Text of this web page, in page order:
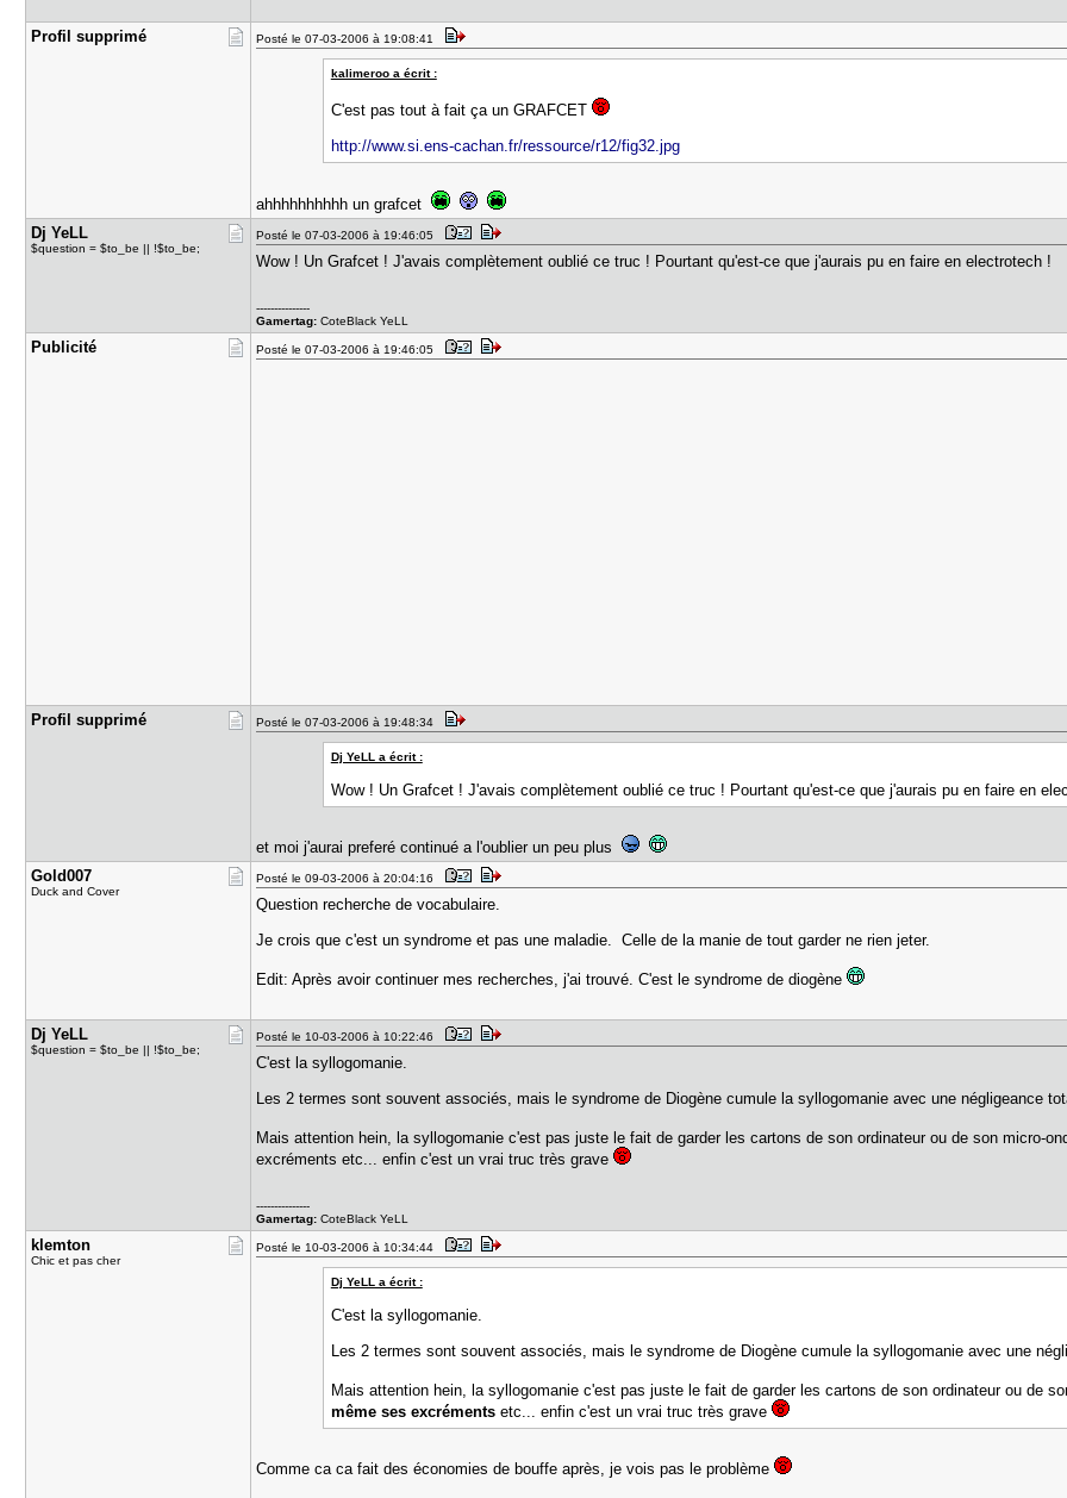
Profil sup​primé Posté le 07-03-2006 à 19:08:41
kalimeroo a écrit :
C'est pas tout à fait ça un GRAFCET
http://www.si.ens-cachan.fr/ressource/r12/fig32.jpg
ahhhhhhhhhh un grafcet
Dj YeLL
$question = $to_be || !$to_be;
Posté le 07-03-2006 à 19:46:05
Wow ! Un Grafcet ! J'avais complètement oublié ce truc ! Pourtant qu'est-ce que j'aurais pu en faire en electrotech !
---------------
Gamertag: CoteBlack YeLL
Publicité Posté le 07-03-2006 à 19:46:05
Profil sup​primé Posté le 07-03-2006 à 19:48:34
Dj YeLL a écrit :
Wow ! Un Grafcet ! J'avais complètement oublié ce truc ! Pourtant qu'est-ce que j'aurais pu en faire en
et moi j'aurai preferé continué a l'oublier un peu plus
Gold007
Duck and Cover
Posté le 09-03-2006 à 20:04:16
Question recherche de vocabulaire.
Je crois que c'est un syndrome et pas une maladie. Celle de la manie de tout garder ne rien jeter.
Edit: Après avoir continuer mes recherches, j'ai trouvé. C'est le syndrome de diogène
Dj YeLL
$question = $to_be || !$to_be;
Posté le 10-03-2006 à 10:22:46
C'est la syllogomanie.
Les 2 termes sont souvent associés, mais le syndrome de Diogène cumule la syllogomanie avec une négligeance
Mais attention hein, la syllogomanie c'est pas juste le fait de garder les cartons de son ordinateur ou de son micro-
excréments etc... enfin c'est un vrai truc très grave
---------------
Gamertag: CoteBlack YeLL
klemton
Chic et pas cher
Posté le 10-03-2006 à 10:34:44
Dj YeLL a écrit :
C'est la syllogomanie.
Les 2 termes sont souvent associés, mais le syndrome de Diogène cumule la syllogomanie avec une
Mais attention hein, la syllogomanie c'est pas juste le fait de garder les cartons de son ordinateur ou de
même ses excrémentsetc... enfin c'est un vrai truc très grave
Comme ca ca fait des économies de bouffe après, je vois pas le problème